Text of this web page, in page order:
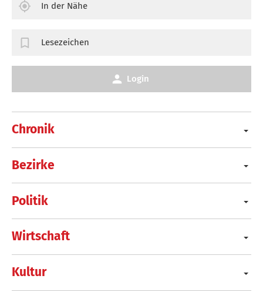
Chronik
Bezirke
Politik
Wirtschaft
Kultur
In der Nähe
Lesezeichen
Login